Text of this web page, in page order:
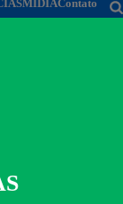
MÍDIAContato